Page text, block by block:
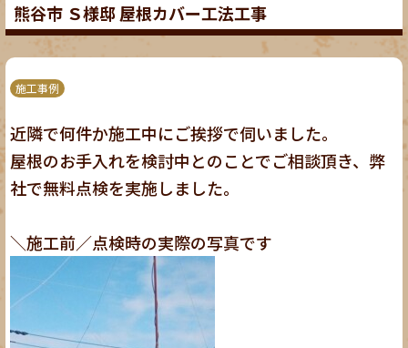
熊谷市 Ｓ様邸 屋根カバー工法工事
施工事例
近隣で何件か施工中にご挨拶で伺いました。
屋根のお手入れを検討中とのことでご相談頂き、弊
社で無料点検を実施しました。
＼施工前／点検時の実際の写真です